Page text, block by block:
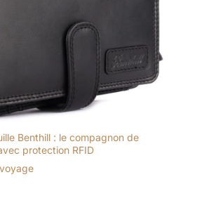
Benthill : le compagnon de
protection RFID